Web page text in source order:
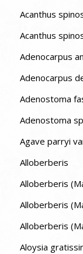
Acanthus
Acanthus
Adenocarpus
Adenocarpus
Adenostoma
Adenostoma
Agave parryi
Alloberberis
Alloberberis
Alloberberis
Alloberberis
Aloysia